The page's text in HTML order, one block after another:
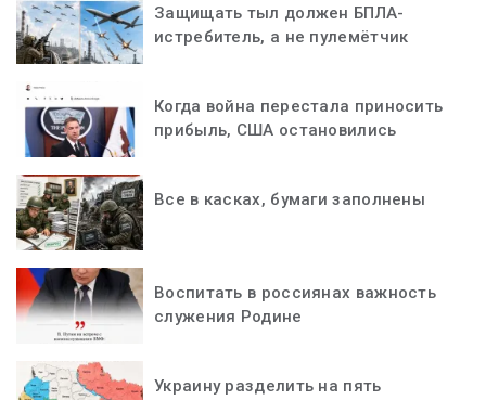
Защищать тыл должен БПЛА-
истребитель, а не пулемётчик
Когда война перестала приносить
прибыль, США остановились
Все в касках, бумаги заполнены
Воспитать в россиянах важность
служения Родине
Украину разделить на пять